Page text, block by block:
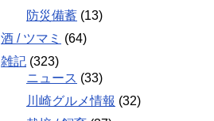
防災備蓄 (13)
酒 / ツマミ (64)
雑記 (323)
ニュース (33)
川崎グルメ情報 (32)